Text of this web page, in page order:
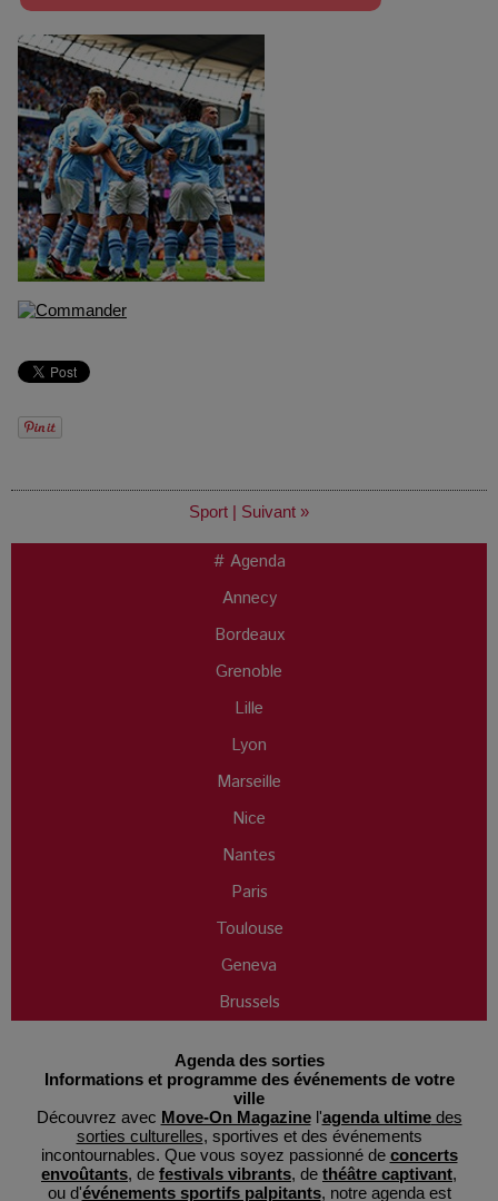
Sport | Suivant »
# Agenda
Annecy
Bordeaux
Grenoble
Lille
Lyon
Marseille
Nice
Nantes
Paris
Toulouse
Geneva
Brussels
Agenda des sorties
Informations et programme des événements de votre
ville
Découvrez avec Move-On Magazinel'agenda ultimedes
sorties culturelles, sportives et des événements
incontournables. Que vous soyez passionné de concerts
envoûtants, de festivals vibrants, de théâtre captivant,
ou d'événements sportifs palpitants, notre agenda est